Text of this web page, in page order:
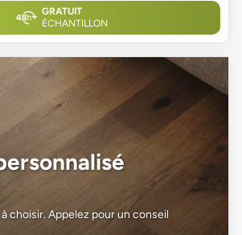
GRATUIT
ÉCHANTILLON
choisir. Appelez pour un conseil